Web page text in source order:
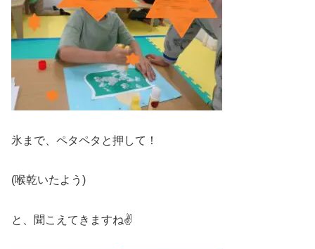
氷まで、ペタペタと押して！
(喉乾いたよう)
と、聞こえてきますね✌